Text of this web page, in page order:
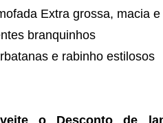
Extra grossa, macia
branquinhos
e rabinho estilosos
o Desconto de